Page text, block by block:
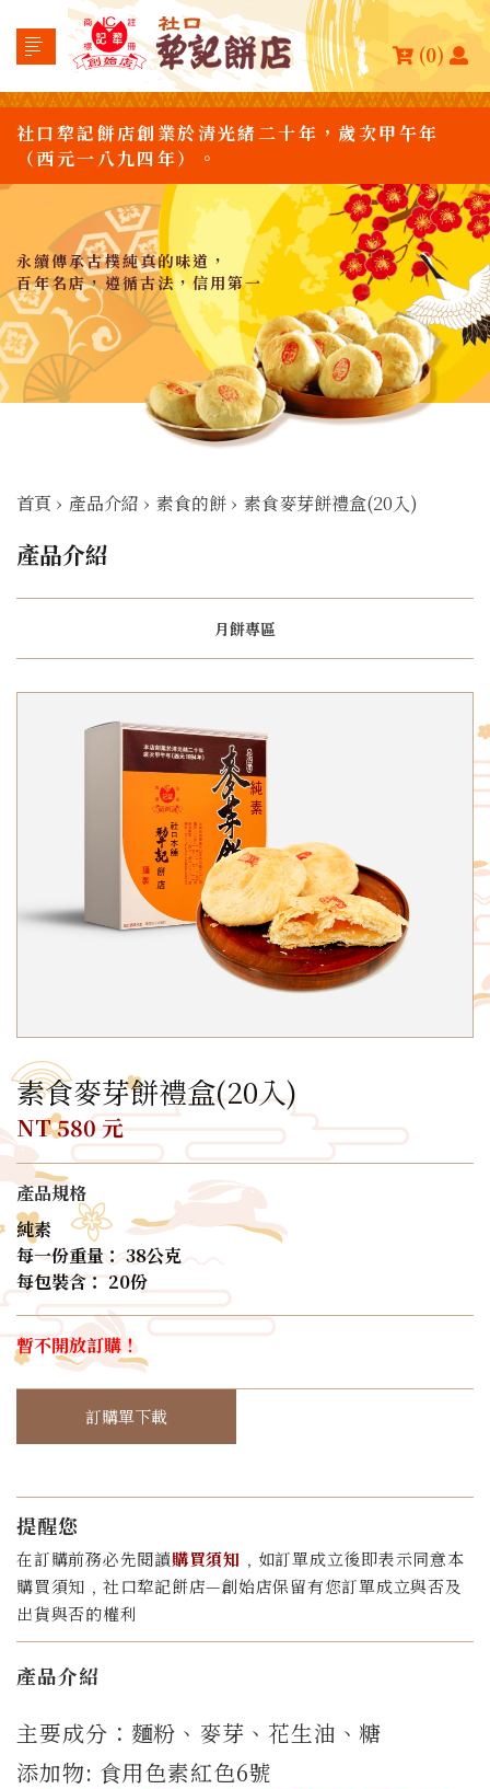
(0)
社口犂記餅店創業於清光緒二十年，歲次甲午年
（西元一八九四年）。
永續傳承古樸純真的味道，
百年名店，遵循古法，信用第一
首頁 › 產品介紹 › 素食的餅 › 素食麥芽餅禮盒(20入)
產品介紹
月餅專區
素食麥芽餅禮盒(20入)
NT 580 元
產品規格
純素
每一份重量： 38公克
每包裝含： 20份
暫不開放訂購！
訂購單下載
提醒您
在訂購前務必先閱讀購買須知 ﹐如訂單成立後即表示同意本
購買須知﹐社口犂記餅店—創始店保留有您訂單成立與否及
出貨與否的權利
產品介紹
主要成分：麵粉、麥芽、花生油、糖
添加物: 食用色素紅色6號